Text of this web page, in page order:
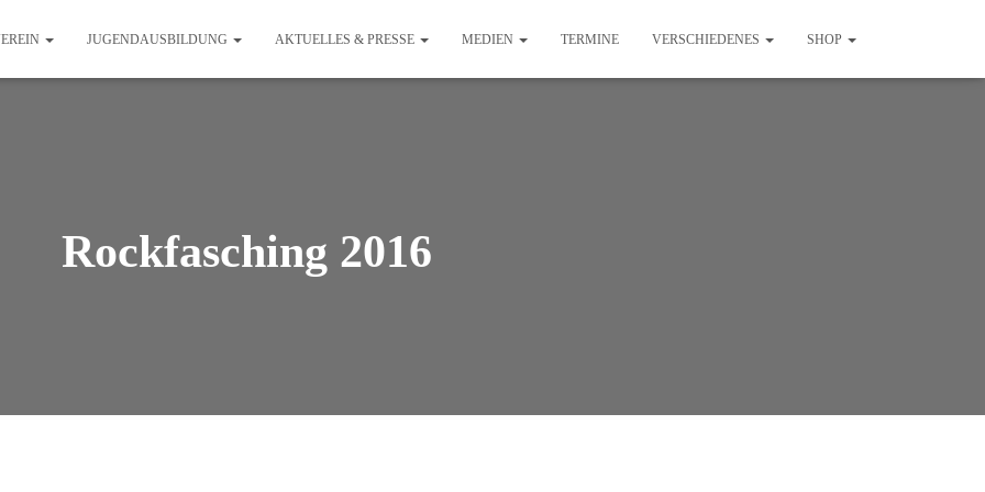
JUGENDAUSBILDUNG AKTUELLES & PRESSE MEDIEN TERMINE VERSCHIEDENES SHOP
Rockfasching 2016